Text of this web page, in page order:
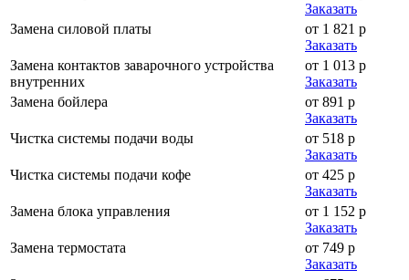
Заказать
Замена силовой платы
от 1 821 р
Заказать
Замена контактов заварочного устройства
внутренних
от 1 013 р
Заказать
Замена бойлера
от 891 р
Заказать
Чистка системы подачи воды
от 518 р
Заказать
Чистка системы подачи кофе
от 425 р
Заказать
Замена блока управления
от 1 152 р
Заказать
Замена термостата
от 749 р
Заказать